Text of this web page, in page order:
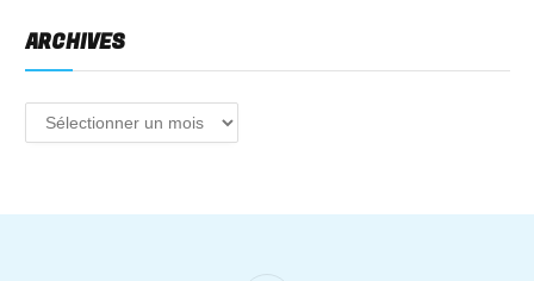
ARCHIVES